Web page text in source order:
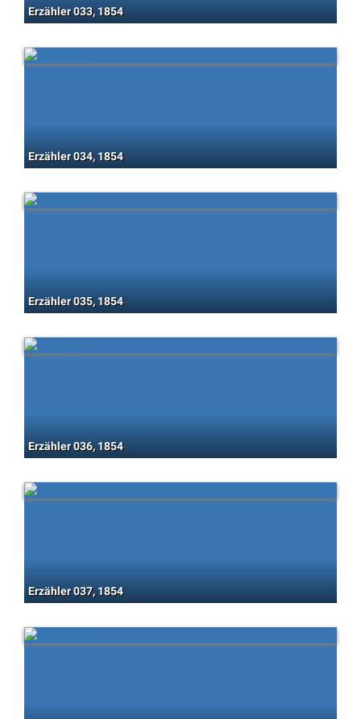
Erzähler 033, 1854
Erzähler 034, 1854
Erzähler 035, 1854
Erzähler 036, 1854
Erzähler 037, 1854